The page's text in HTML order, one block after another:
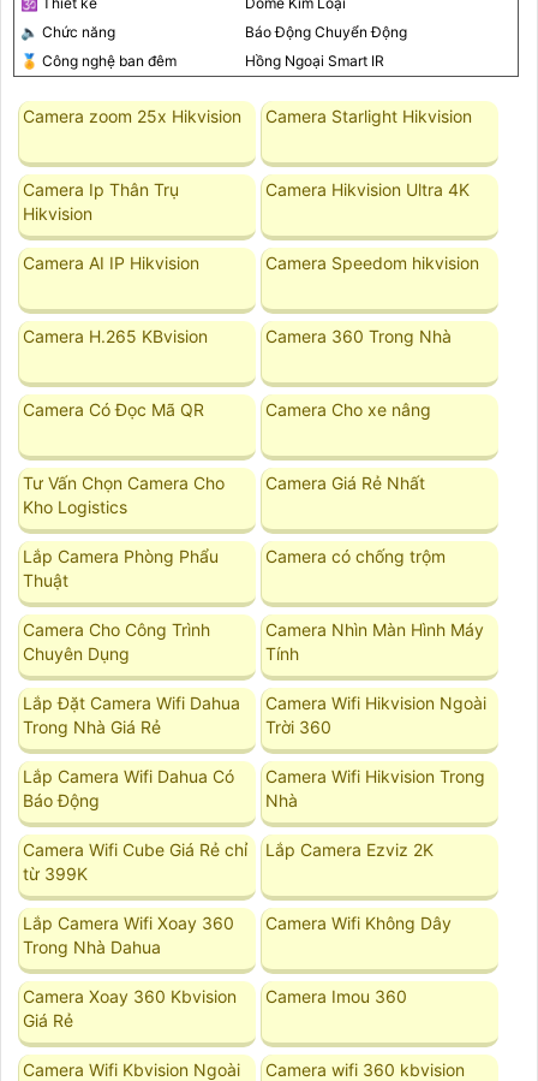
🔈 Chức năng
Báo Động Chuyển Động
️🏅️ Công nghệ ban đêm
Hồng Ngoại Smart IR
Camera zoom 25x Hikvision Camera Starlight Hikvision
Camera Ip Thân Trụ
Hikvision
Camera Hikvision Ultra 4K
Camera AI IP Hikvision Camera Speedom hikvision
Camera H.265 KBvision Camera 360 Trong Nhà
Camera Có Đọc Mã QR Camera Cho xe nâng
Tư Vấn Chọn Camera Cho
Kho Logistics
Camera Giá Rẻ Nhất
Lắp Camera Phòng Phẩu
Thuật
Camera có chống trộm
Camera Cho Công Trình
Chuyên Dụng
Camera Nhìn Màn Hình Máy
Tính
Lắp Đặt Camera Wifi Dahua
Trong Nhà Giá Rẻ
Camera Wifi Hikvision Ngoài
Trời 360
Lắp Camera Wifi Dahua Có
Báo Động
Camera Wifi Hikvision Trong
Nhà
Camera Wifi Cube Giá Rẻ chỉ
từ 399K
Lắp Camera Ezviz 2K
Lắp Camera Wifi Xoay 360
Trong Nhà Dahua
Camera Wifi Không Dây
Camera Xoay 360 Kbvision
Giá Rẻ
Camera Imou 360
Camera Wifi Kbvision Ngoài
Camera wifi 360 kbvision